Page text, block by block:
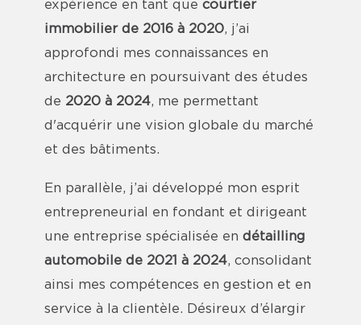
expérience en tant que courtier
immobilier de 2016 à 2020, j’ai
approfondi mes connaissances en
architecture en poursuivant des études
de 2020 à 2024, me permettant
d'acquérir une vision globale du marché
et des bâtiments.
En parallèle, j’ai développé mon esprit
entrepreneurial en fondant et dirigeant
une entreprise spécialisée en détailling
automobile de 2021 à 2024, consolidant
ainsi mes compétences en gestion et en
service à la clientèle. Désireux d’élargir